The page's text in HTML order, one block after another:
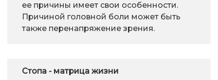
ее причины имеет свои особенности.
Причиной головной боли может быть
также перенапряжение зрения.
Стопа - матрица жизни